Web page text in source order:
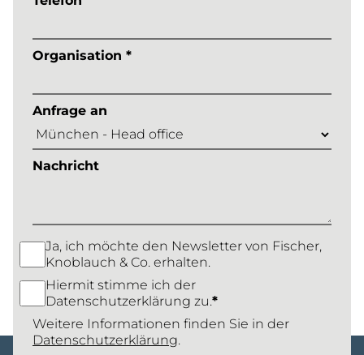
Organisation *
Anfrage an
Nachricht
Ja, ich möchte den Newsletter von Fischer,
Knoblauch & Co. erhalten.
Hiermit stimme ich der
Datenschutzerklärung zu.*
Weitere Informationen finden Sie in der
Datenschutzerklärung.